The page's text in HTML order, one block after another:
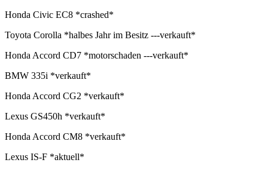
Honda Civic EC8 *crashed*
Toyota Corolla *halbes Jahr im Besitz ---verkauft*
Honda Accord CD7 *motorschaden ---verkauft*
BMW 335i *verkauft*
Honda Accord CG2 *verkauft*
Lexus GS450h *verkauft*
Honda Accord CM8 *verkauft*
Lexus IS-F *aktuell*